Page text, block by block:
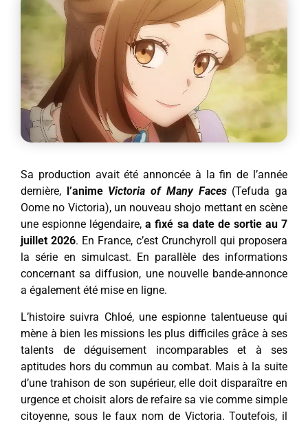
Sa production avait été annoncée à la fin de l’année
dernière,
l’anime Victoria of Many Faces(Tefuda ga
Oome no Victoria), un nouveau shojo mettant en scène
une espionne légendaire,a fixé sa date de sortie au 7
juillet 2026. En France, c’est Crunchyroll qui proposera
la série en simulcast. En parallèle des informations
concernant sa diffusion, une nouvelle bande-annonce
a également été mise en ligne.
L’histoire suivra Chloé, une espionne talentueuse qui
mène à bien les missions les plus difficiles grâce à ses
talents de déguisement incomparables et à ses
aptitudes hors du commun au combat. Mais à la suite
d’une trahison de son supérieur, elle doit disparaître en
urgence et choisit alors de refaire sa vie comme simple
citoyenne, sous le faux nom de Victoria. Toutefois, il